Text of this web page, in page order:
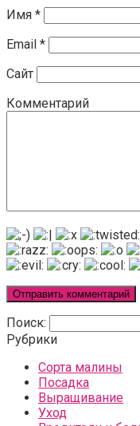
Имя *
Email *
Сайт
Комментарий
Поиск:
Рубрики
Сорта малины
Посадка
Выращивание
Уход